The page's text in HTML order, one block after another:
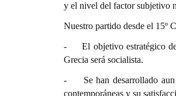
y el nivel del factor subjetivo
Nuestro partido desde el 15º
- El objetivo estratégico del
Grecia será socialista.
- Se han desarrollado aun
contemporáneas y su